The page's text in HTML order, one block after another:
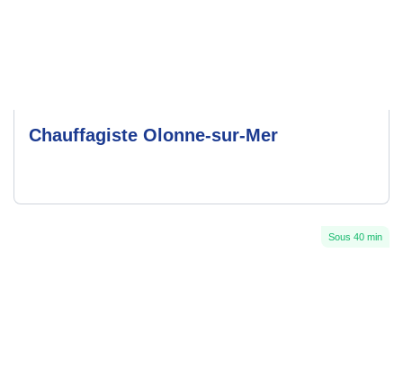
Chauffagiste Olonne-sur-Mer
Sous 40 min